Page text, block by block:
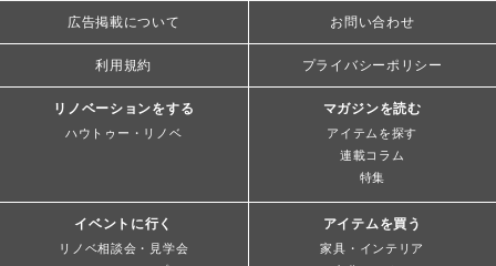
広告掲載について お問い合わせ
利用規約 プライバシーポリシー
リノベーションをする
ハウトゥー・リノベ
マガジンを読む
アイテムを探す
連載コラム
特集
イベントに行く
リノベ相談会・見学会
アイテムを買う
家具・インテリア